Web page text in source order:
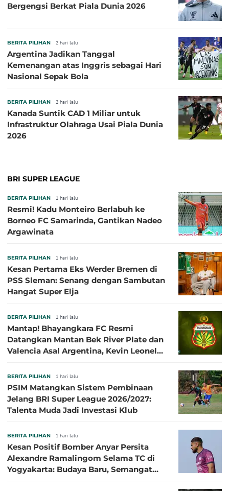
Bergengsi Berkat Piala Dunia 2026
BERITA PILIHAN 2 hari lalu
Argentina Jadikan Tanggal
Kemenangan atas Inggris sebagai Hari
Nasional Sepak Bola
BERITA PILIHAN 2 hari lalu
Kanada Suntik CAD 1 Miliar untuk
Infrastruktur Olahraga Usai Piala Dunia
2026
BRI SUPER LEAGUE
BERITA PILIHAN 1 hari lalu
Resmi! Kadu Monteiro Berlabuh ke
Borneo FC Samarinda, Gantikan Nadeo
Argawinata
BERITA PILIHAN 1 hari lalu
Kesan Pertama Eks Werder Bremen di
PSS Sleman: Senang dengan Sambutan
Hangat Super Elja
BERITA PILIHAN 1 hari lalu
Mantap! Bhayangkara FC Resmi
Datangkan Mantan Bek River Plate dan
Valencia Asal Argentina, Kevin Leonel
BERITA PILIHAN 1 hari lalu
PSIM Matangkan Sistem Pembinaan
Jelang BRI Super League 2026/2027:
Talenta Muda Jadi Investasi Klub
BERITA PILIHAN 1 hari lalu
Kesan Positif Bomber Anyar Persita
Alexandre Ramalingom Selama TC di
Yogyakarta: Budaya Baru, Semangat